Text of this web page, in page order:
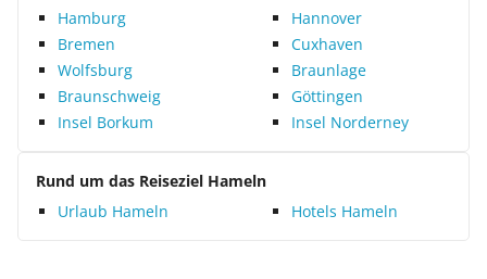
Hamburg
Hannover
Bremen
Cuxhaven
Wolfsburg
Braunlage
Braunschweig
Göttingen
Insel Borkum
Insel Norderney
Rund um das Reiseziel Hameln
Urlaub Hameln
Hotels Hameln